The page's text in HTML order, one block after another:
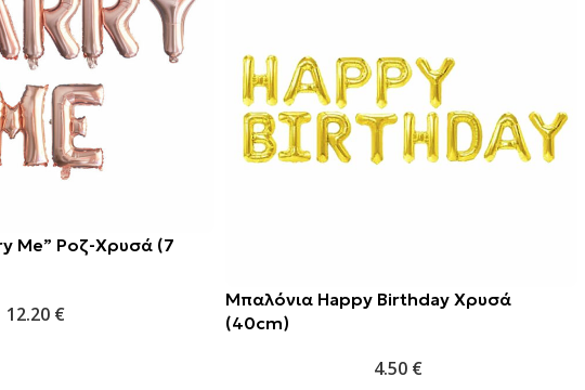
Me” Ροζ-Χρυσά (7
12.20 €
Μπαλόνια Happy Birthday Χρυσά
(40cm)
4.50 €